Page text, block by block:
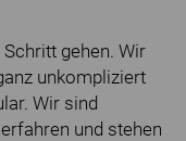
gehen. Wir
unkompliziert
Wir sind
und stehen